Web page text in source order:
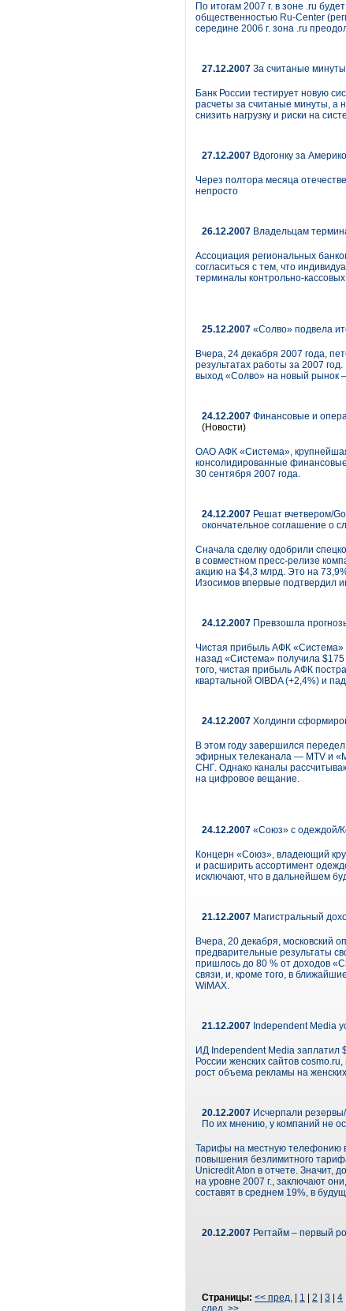
По итогам 2007 г. в зоне .ru
общественностью Ru-Center
середине 2006 г. зона .ru
27.12.2007 За считаные
Банк России тестирует новую
расчеты за считаные минуты, а
снизить нагрузку и риски на
27.12.2007 Вдогонку за
Через полтора месяца
непросто
26.12.2007 Владельцам
Ассоциация региональных
согласиться с тем, что
терминалы контрольно-
25.12.2007 «Солво» подвела
Вчера, 24 декабря 2007 года,
результатах работы за 2007
выход «Солво» на новый рынок
24.12.2007 Финансовые и
(Новости)
ОАО АФК «Система»,
консолидированные финансовые
30 сентября 2007 года.
24.12.2007 Решат вчетвером/
окончательное соглашение о
Сначала сделку одобрили
в совместном пресс-релизе
акцию на $4,3 млрд. Это на
Изосимов впервые подтвердил
24.12.2007 Превзошла
Чистая прибыль АФК «Система»
назад «Система» получила
того, чистая прибыль АФК
квартальной OIBDA (+2,4%) и
24.12.2007 Холдинги
В этом году завершился
эфирных телеканала — MTV и
СНГ. Однако каналы
на цифровое вещание.
24.12.2007 «Союз» с одеждой/
Концерн «Союз», владеющий
и расширить ассортимент
исключают, что в дальнейшем
21.12.2007 Магистральный
Вчера, 20 декабря, московский
предварительные результаты
пришлось до 80 % от доходов
связи, и, кроме того, в
WiMAX.
21.12.2007 Independent Media
ИД Independent Media заплатил
России женских сайтов
рост объема рекламы на
20.12.2007 Исчерпали
По их мнению, у компаний не
Тарифы на местную телефонию
повышения безлимитного
Unicredit Aton в отчете. Значит,
на уровне 2007 г., заключают
составят в среднем 19%, в
20.12.2007 Регтайм – первый
Страницы: << пред. 1 2 3 4
след. >>